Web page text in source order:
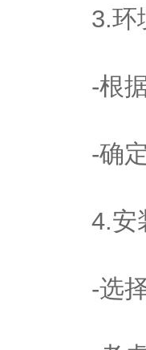
3.环
-根据
-确定
4.安
-选择